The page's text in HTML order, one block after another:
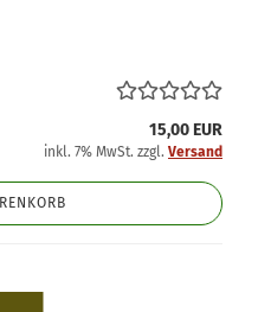
15,00 EUR
inkl. 7% MwSt. zzgl. Versand